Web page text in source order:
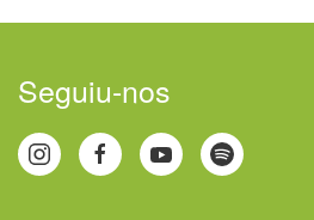
Seguiu-nos